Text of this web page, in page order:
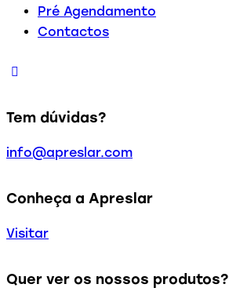
Pré Agendamento
Contactos
Tem dúvidas?
info@apreslar.com
Conheça a Apreslar
Visitar
Quer ver os nossos produtos?